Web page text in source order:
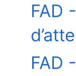
FAD
FAD